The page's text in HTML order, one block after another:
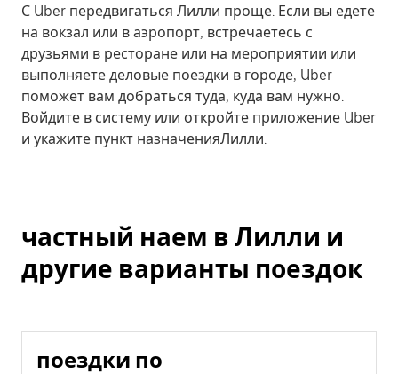
С Uber передвигаться Лилли проще. Если вы едете
на вокзал или в аэропорт, встречаетесь с
друзьями в ресторане или на мероприятии или
выполняете деловые поездки в городе, Uber
поможет вам добраться туда, куда вам нужно.
Войдите в систему или откройте приложение Uber
и укажите пункт назначенияЛилли.
частный наем в Лилли и
другие варианты поездок
поездки по